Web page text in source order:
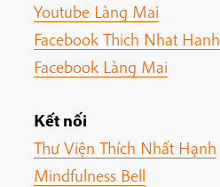
Youtube Làng Mai
Facebook Thich Nhat Hanh
Facebook Làng Mai
Kết nối
Thư Viện Thích Nhất Hạnh
Mindfulness Bell